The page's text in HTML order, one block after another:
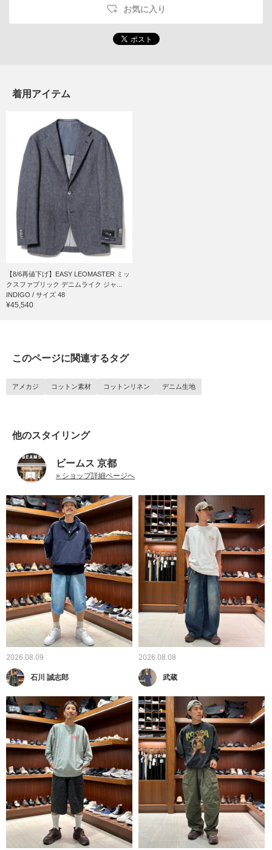
お気に入り
着用アイテム
【8/6再値下げ】EASY LEOMASTER ミッ
クスファブリック デニムライク ジャ...
INDIGO / サイズ 48
¥45,540
このページに関連するタグ
アメカジ コットン素材 コットンリネン デニム生地
他のスタイリング
ビームス 京都
» ショップ詳細ページへ
2026.08.09
石川 誠志郎
2026.08.08
武蔵